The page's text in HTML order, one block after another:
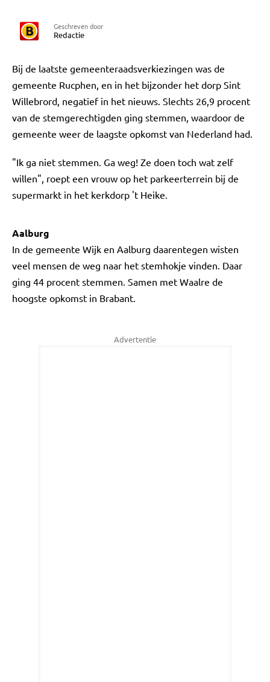
Geschreven door
Redactie
Bij de laatste gemeenteraadsverkiezingen was de
gemeente Rucphen, en in het bijzonder het dorp Sint
Willebrord, negatief in het nieuws. Slechts 26,9 procent
van de stemgerechtigden ging stemmen, waardoor de
gemeente weer de laagste opkomst van Nederland had.
"Ik ga niet stemmen. Ga weg! Ze doen toch wat zelf
willen", roept een vrouw op het parkeerterrein bij de
supermarkt in het kerkdorp 't Heike.
Aalburg
In de gemeente Wijk en Aalburg daarentegen wisten
veel mensen de weg naar het stemhokje vinden. Daar
ging 44 procent stemmen. Samen met Waalre de
hoogste opkomst in Brabant.
Advertentie